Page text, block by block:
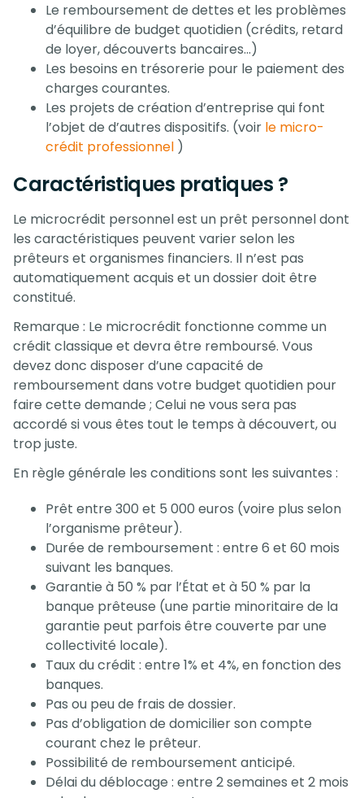
Le remboursement de dettes et les problèmes
d’équilibre de budget quotidien (crédits, retard
de loyer, découverts bancaires…)
Les besoins en trésorerie pour le paiement des
charges courantes.
Les projets de création d’entreprise qui font
l’objet de d’autres dispositifs. (voir le micro-
crédit professionnel )
Caractéristiques pratiques ?
Le microcrédit personnel est un prêt personnel dont
les caractéristiques peuvent varier selon les
prêteurs et organismes financiers. Il n’est pas
automatiquement acquis et un dossier doit être
constitué.
Remarque : Le microcrédit fonctionne comme un
crédit classique et devra être remboursé. Vous
devez donc disposer d’une capacité de
remboursement dans votre budget quotidien pour
faire cette demande ; Celui ne vous sera pas
accordé si vous êtes tout le temps à découvert, ou
trop juste.
En règle générale les conditions sont les suivantes :
Prêt entre 300 et 5 000 euros (voire plus selon
l’organisme prêteur).
Durée de remboursement : entre 6 et 60 mois
suivant les banques.
Garantie à 50 % par l’État et à 50 % par la
banque prêteuse (une partie minoritaire de la
garantie peut parfois être couverte par une
collectivité locale).
Taux du crédit : entre 1% et 4%, en fonction des
banques.
Pas ou peu de frais de dossier.
Pas d’obligation de domicilier son compte
courant chez le prêteur.
Possibilité de remboursement anticipé.
Délai du déblocage : entre 2 semaines et 2 mois